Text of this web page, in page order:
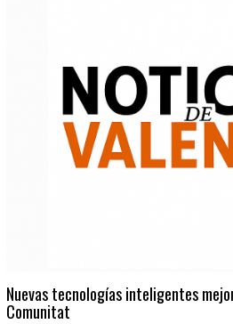
Nuevas tecnologías inteligentes
Comunitat